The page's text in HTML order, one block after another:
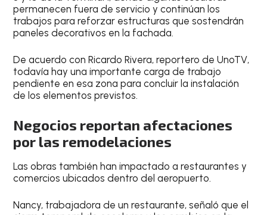
permanecen fuera de servicio y continúan los
trabajos para reforzar estructuras que sostendrán
paneles decorativos en la fachada.
De acuerdo con Ricardo Rivera, reportero de UnoTV,
todavía hay una importante carga de trabajo
pendiente en esa zona para concluir la instalación
de los elementos previstos.
Negocios reportan afectaciones
por las remodelaciones
Las obras también han impactado a restaurantes y
comercios ubicados dentro del aeropuerto.
Nancy, trabajadora de un restaurante, señaló que el